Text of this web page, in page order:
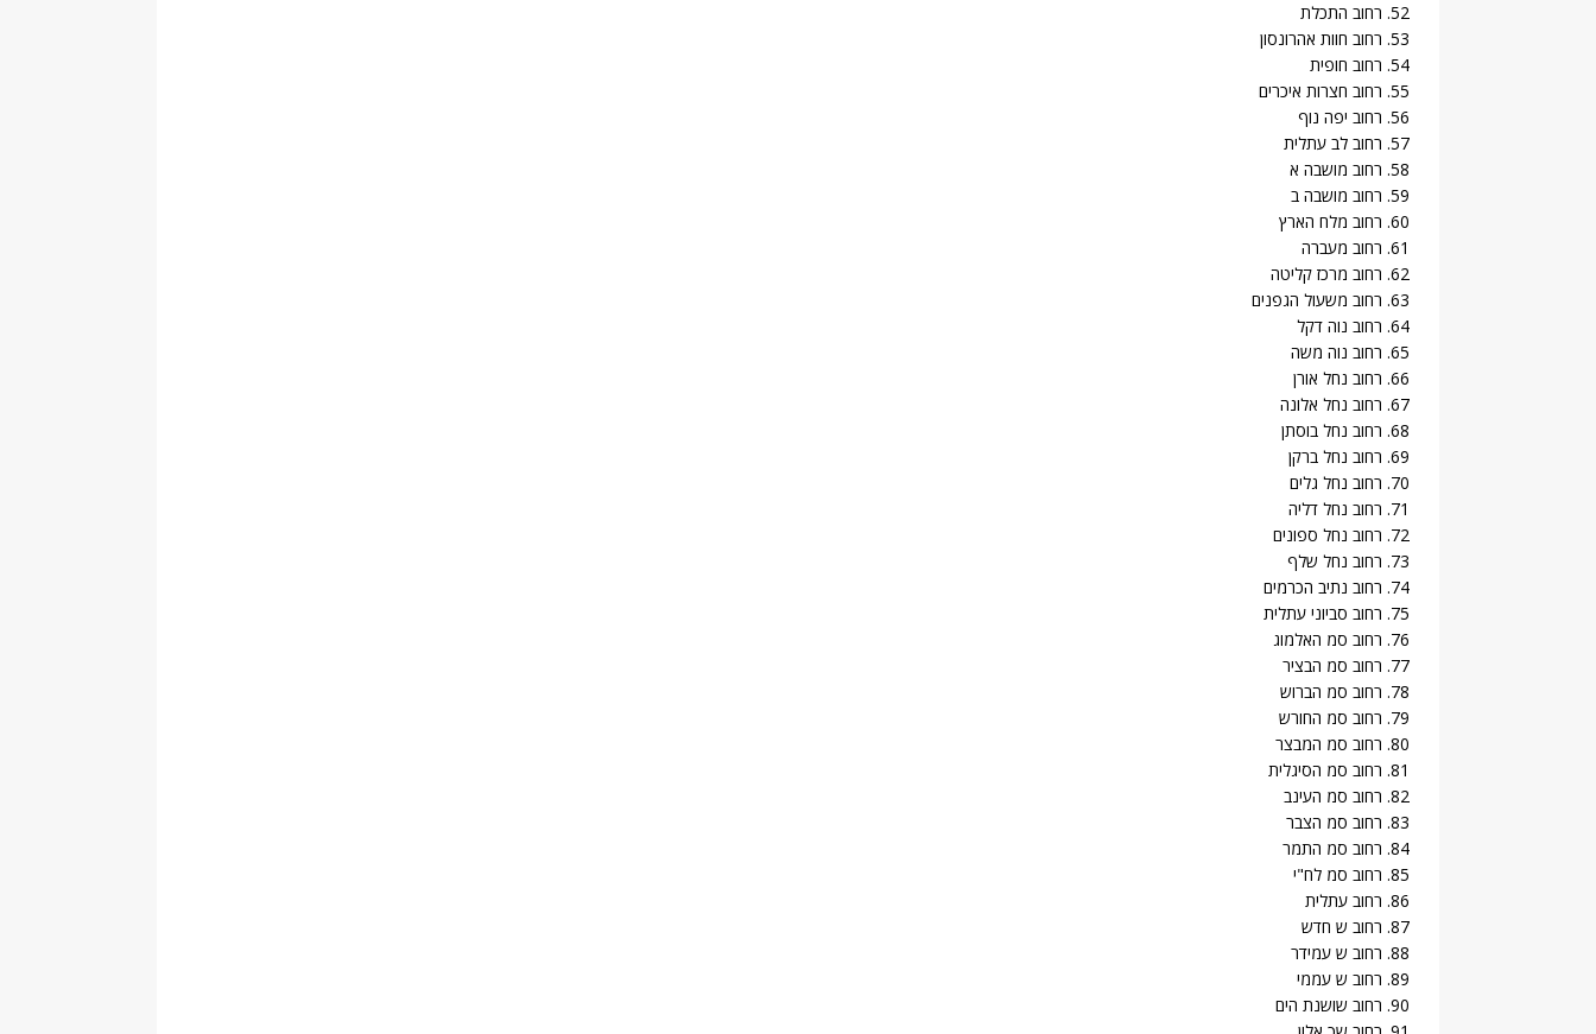
52. רחוב התכלת
53. רחוב חוות אהרונסון
54. רחוב חופית
55. רחוב חצרות איכרים
56. רחוב יפה נוף
57. רחוב לב עתלית
58. רחוב מושבה א
59. רחוב מושבה ב
60. רחוב מלח הארץ
61. רחוב מעברה
62. רחוב מרכז קליטה
63. רחוב משעול הגפנים
64. רחוב נוה דקל
65. רחוב נוה משה
66. רחוב נחל אורן
67. רחוב נחל אלונה
68. רחוב נחל בוסתן
69. רחוב נחל ברקן
70. רחוב נחל גלים
71. רחוב נחל דליה
72. רחוב נחל ספונים
73. רחוב נחל שלף
74. רחוב נתיב הכרמים
75. רחוב סביוני עתלית
76. רחוב סמ האלמוג
77. רחוב סמ הבציר
78. רחוב סמ הברוש
79. רחוב סמ החורש
80. רחוב סמ המבצר
81. רחוב סמ הסיגלית
82. רחוב סמ העינב
83. רחוב סמ הצבר
84. רחוב סמ התמר
85. רחוב סמ לח"י
86. רחוב עתלית
87. רחוב ש חדש
88. רחוב ש עמידר
89. רחוב ש עממי
90. רחוב שושנת הים